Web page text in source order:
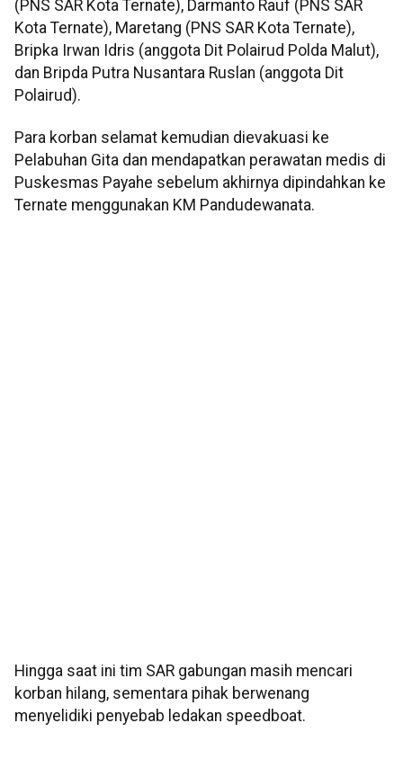
(PNS SAR Kota Ternate), Darmanto Rauf (PNS SAR
Kota Ternate), Maretang (PNS SAR Kota Ternate),
Bripka Irwan Idris (anggota Dit Polairud Polda Malut),
dan Bripda Putra Nusantara Ruslan (anggota Dit
Polairud).
Para korban selamat kemudian dievakuasi ke
Pelabuhan Gita dan mendapatkan perawatan medis di
Puskesmas Payahe sebelum akhirnya dipindahkan ke
Ternate menggunakan KM Pandudewanata.
Hingga saat ini tim SAR gabungan masih mencari
korban hilang, sementara pihak berwenang
menyelidiki penyebab ledakan speedboat.